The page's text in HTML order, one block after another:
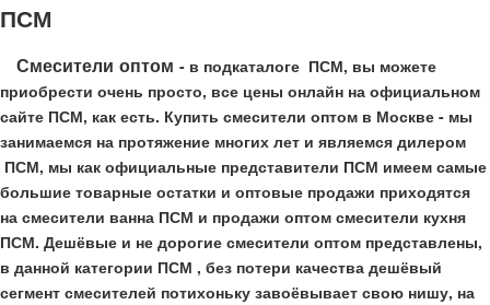
ПСМ
Смесители оптом - в подкаталоге ПСМ, вы можете
приобрести очень просто, все цены онлайн на официальном
сайте ПСМ, как есть. Купить смесители оптом в Москве - мы
занимаемся на протяжение многих лет и являемся дилером
ПСМ, мы как официальные представители ПСМ имеем самые
большие товарные остатки и оптовые продажи приходятся
на смесители ванна ПСМ и продажи оптом смесители кухня
ПСМ. Дешёвые и не дорогие смесители оптом представлены,
в данной категории ПСМ , без потери качества дешёвый
сегмент смесителей потихоньку завоёвывает свою нишу, на